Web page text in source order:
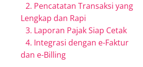
2. Pencatatan Transaksi yang
Lengkap dan Rapi
3. Laporan Pajak Siap Cetak
4. Integrasi dengan e-Faktur
dan e-Billing